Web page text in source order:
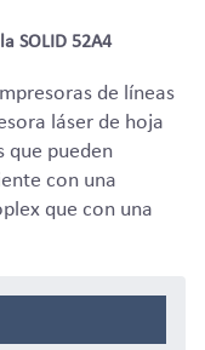
SOLID 52A4
de líneas
láser de hoja
que pueden
con una
que con una